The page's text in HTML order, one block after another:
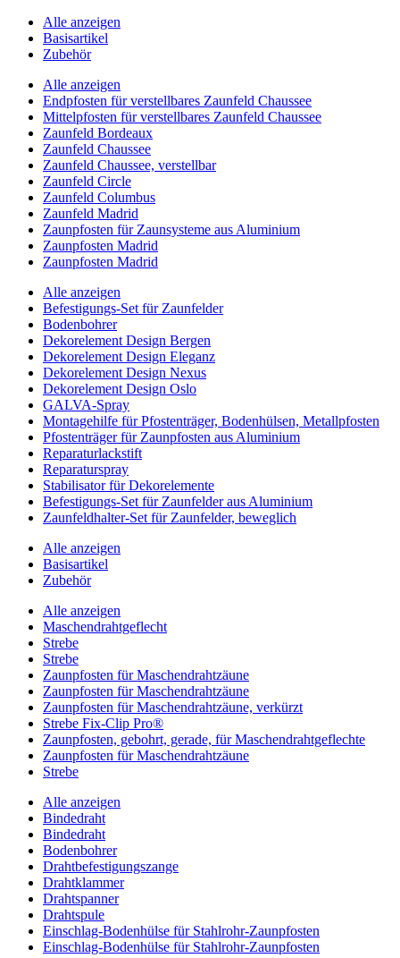
Alle anzeigen
Basisartikel
Zubehör
Alle anzeigen
Endpfosten für verstellbares Zaunfeld Chaussee
Mittelpfosten für verstellbares Zaunfeld Chaussee
Zaunfeld Bordeaux
Zaunfeld Chaussee
Zaunfeld Chaussee, verstellbar
Zaunfeld Circle
Zaunfeld Columbus
Zaunfeld Madrid
Zaunpfosten für Zaunsysteme aus Aluminium
Zaunpfosten Madrid
Zaunpfosten Madrid
Alle anzeigen
Befestigungs-Set für Zaunfelder
Bodenbohrer
Dekorelement Design Bergen
Dekorelement Design Eleganz
Dekorelement Design Nexus
Dekorelement Design Oslo
GALVA-Spray
Montagehilfe für Pfostenträger, Bodenhülsen, Metallpfosten
Pfostenträger für Zaunpfosten aus Aluminium
Reparaturlackstift
Reparaturspray
Stabilisator für Dekorelemente
Befestigungs-Set für Zaunfelder aus Aluminium
Zaunfeldhalter-Set für Zaunfelder, beweglich
Alle anzeigen
Basisartikel
Zubehör
Alle anzeigen
Maschendrahtgeflecht
Strebe
Strebe
Zaunpfosten für Maschendrahtzäune
Zaunpfosten für Maschendrahtzäune
Zaunpfosten für Maschendrahtzäune, verkürzt
Strebe Fix-Clip Pro®
Zaunpfosten, gebohrt, gerade, für Maschendrahtgeflechte
Zaunpfosten für Maschendrahtzäune
Strebe
Alle anzeigen
Bindedraht
Bindedraht
Bodenbohrer
Drahtbefestigungszange
Drahtklammer
Drahtspanner
Drahtspule
Einschlag-Bodenhülse für Stahlrohr-Zaunpfosten
Einschlag-Bodenhülse für Stahlrohr-Zaunpfosten